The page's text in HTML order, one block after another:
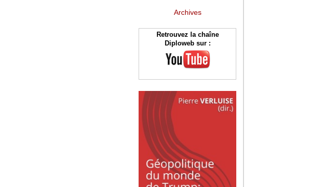
Archives
Retrouvez la chaîne
Diploweb sur :